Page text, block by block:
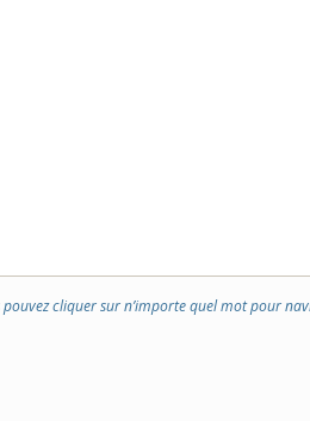
pouvez cliquer sur n’importe quel mot pour